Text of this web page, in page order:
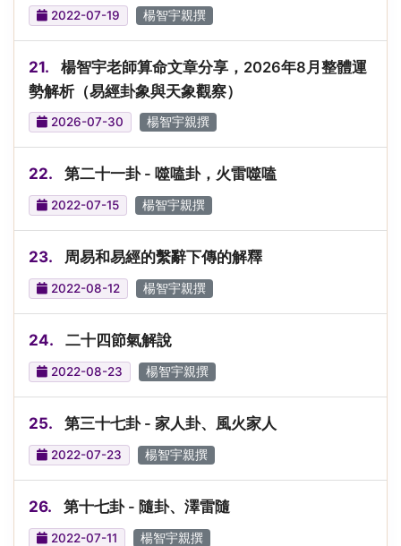
2022-07-19 楊智宇親撰
21.
楊智宇老師算命文章分享，2026年8月整體運
勢解析（易經卦象與天象觀察）
2026-07-30 楊智宇親撰
22. 第二十一卦 - 噬嗑卦，火雷噬嗑
2022-07-15 楊智宇親撰
23. 周易和易經的繫辭下傳的解釋
2022-08-12 楊智宇親撰
24. 二十四節氣解說
2022-08-23 楊智宇親撰
25. 第三十七卦 - 家人卦、風火家人
2022-07-23 楊智宇親撰
26. 第十七卦 - 隨卦、澤雷隨
2022-07-11 楊智宇親撰